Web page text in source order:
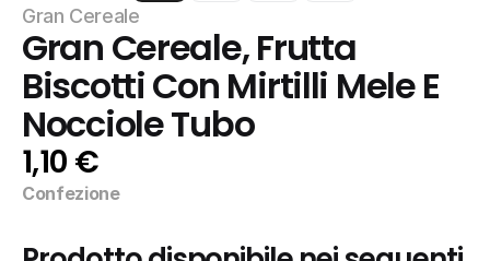
Gran Cereale
Gran Cereale, Frutta
Biscotti Con Mirtilli Mele E
Nocciole Tubo
1,10 €
Confezione